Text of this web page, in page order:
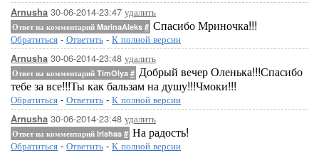
[600x450] [695x449]
Arnusha 30-06-2014-23:47 удалить
Ответ на комментарий MarinaAleks # Спасибо Мриночка!!!
Обратиться - Ответить - К полной версии
Arnusha 30-06-2014-23:48 удалить
Ответ на комментарий TimOlya # Добрый вечер Оленька!!!Спасибо
тебе за все!!!Ты как бальзам на душу!!!Чмоки!!!
Обратиться - Ответить - К полной версии
Arnusha 30-06-2014-23:48 удалить
Ответ на комментарий Irishas # На радость!
Обратиться - Ответить - К полной версии